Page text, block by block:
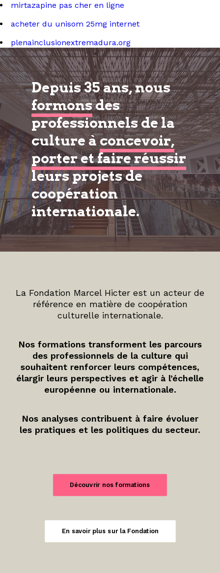
mirtazapine pas cher en ligne
acheter du unisom 25mg internet
plenainclusionextremadura.org
Depuis 35 ans, nous
formonsdes
professionnels de la
culture àconcevoir,
porter et faire réussir
leurs projets de
coopération
internationale.
La Fondation Marcel Hicter est un acteur de
référence en matière de coopération
culturelle internationale.
Nos formations transforment les parcours
des professionnels de la culture qui
souhaitent renforcer leurs compétences,
élargir leurs perspectives et agir à l’échelle
européenne ou internationale.
Nos analyses contribuent à faire évoluer
les pratiques et les politiques du secteur.
Découvrir nos formations
En savoir plus sur la Fondation